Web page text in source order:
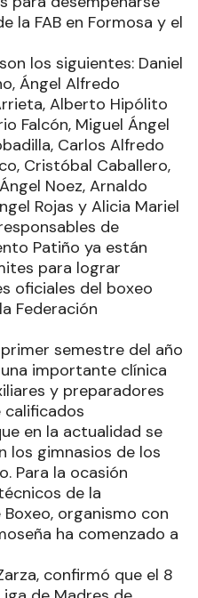
la FAB en Formosa y el
los siguientes: Daniel
Ángel Alfredo
Alberto Hipólito
Falcón, Miguel Ángel
Carlos Alfredo
Cristóbal Caballero,
Noez, Arnaldo
Rojas y Alicia Mariel
de
Patiño ya están
para lograr
oficiales del boxeo
Federación
semestre del año
importante clínica
y preparadores
calificados
en la actualidad se
los gimnasios de los
Para la ocasión
de la
organismo con
ha comenzado a
confirmó que el 8